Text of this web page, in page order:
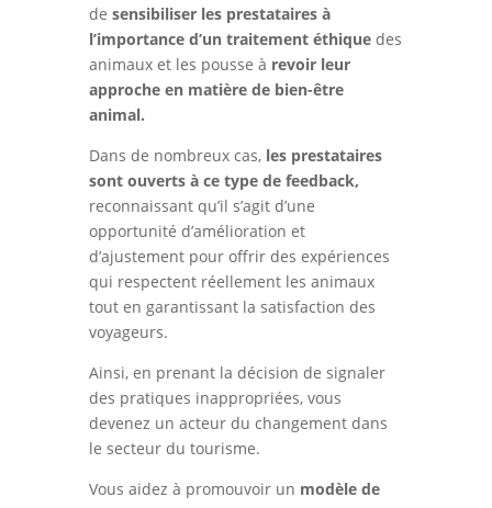
de sensibiliser les prestataires à
l’importance d’un traitement éthiquedes
animaux et les pousse à revoir leur
approche en matière de bien-être
animal.
Dans de nombreux cas, les prestataires
sont ouverts à ce type de feedback,
reconnaissant qu’il s’agit d’une
opportunité d’amélioration et
d’ajustement pour offrir des expériences
qui respectent réellement les animaux
tout en garantissant la satisfaction des
voyageurs.
Ainsi, en prenant la décision de signaler
des pratiques inappropriées, vous
devenez un acteur du changement dans
le secteur du tourisme.
Vous aidez à promouvoir un modèle de